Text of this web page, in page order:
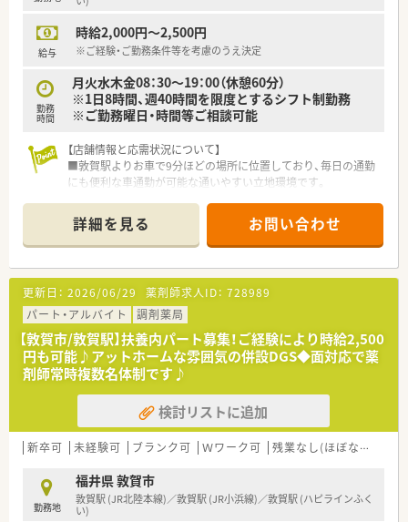
す。
■充実した設備環境の中で落ち着いて業務を進めることができ、
給与
時給2,000円～2,500円
※ご経験・ご勤務条件等を考慮のうえ決定
勤務
時間
月火水木金08：30～19：00（休憩60分）
※1日8時間、週40時間を限度とするシフト制勤務
※ご勤務曜日・時間等ご相談可能
【店舗情報と応需状況について】
■敦賀駅よりお車で9分ほどの場所に位置しており、毎日の通勤
にも便利な車通勤が可能な通いやすい立地環境です。
処方箋を応需しており、落ち着いて業務に取り組めます。
■内科や外科から眼科や皮膚科など非常に多岐にわたる幅広い
科目を応需し、居宅への在宅医療にも対応しております。
【法人特徴について】
■福井県敦賀市内に4店舗を展開し、創業から80年という長い歴
史を持ち地域住民から厚い信頼を得ている老舗企業です。
■代表ご自身も現場に入って気さくにコミュニケーションを取
られているため、風通しが良く非常に働きやすい社風です。
■地域への貢献を最優先に考えて採算度外視の設備投資を行う
など、常に患者様第一の姿勢を貫いている温かい法人です。
【職場環境と雰囲気】
■薬剤師と数名の事務スタッフが在籍しており、互いに協力し合
いながら和やかな雰囲気の中で日々の業務を行っています。
担を軽減できるサポート体制が構築されている職場です。
■充実した設備環境の中で落ち着いて業務を進めることができ、
患者様へのより良いサービス提供に集中できる環境です。
詳細を見る お問い合わせ
更新日： 2026/06/29 薬剤師求人ID： 728989
パート・アルバイト
調剤薬局
【敦賀市/敦賀駅】扶養内パート募集！ご経験により時給2,500
円も可能♪アットホームな雰囲気の併設DGS◆面対応で薬
剤師常時複数名体制です♪
検討リストに追加
新卒可 未経験可 ブランク可 Ｗワーク可 残業なし(ほぼなし含む)
勤務地
福井県 敦賀市
敦賀駅 (JR北陸本線)／敦賀駅 (JR小浜線)／敦賀駅 (ハピラインふく
い)